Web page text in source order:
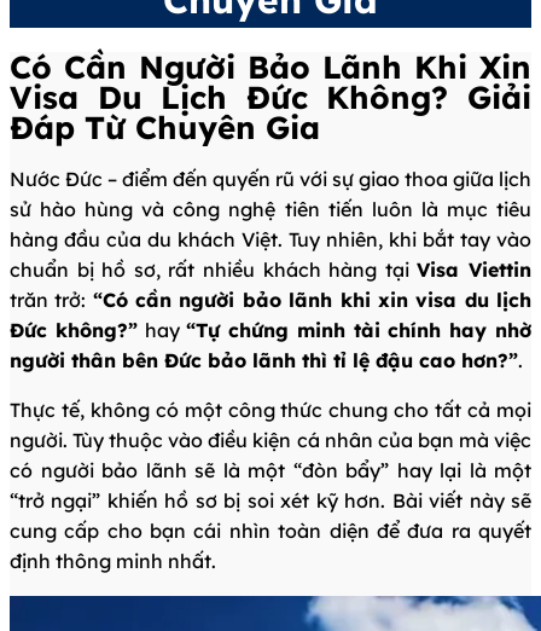
Có Cần Người Bảo Lãnh Khi Xin
Visa Du Lịch Đức Không? Giải
Đáp Từ Chuyên Gia
Nước Đức – điểm đến quyến rũ với sự giao thoa giữa lịch
sử hào hùng và công nghệ tiên tiến luôn là mục tiêu
hàng đầu của du khách Việt. Tuy nhiên, khi bắt tay vào
chuẩn bị hồ sơ, rất nhiều khách hàng tạiVisa Viettin
trăn trở: “Có cần người bảo lãnh khi xin visa du lịch
Đức không?”hay“Tự chứng minh tài chính hay nhờ
người thân bên Đức bảo lãnh thì tỉ lệ đậu cao hơn?”.
Thực tế, không có một công thức chung cho tất cả mọi
người. Tùy thuộc vào điều kiện cá nhân của bạn mà việc
có người bảo lãnh sẽ là một “đòn bẩy” hay lại là một
“trở ngại” khiến hồ sơ bị soi xét kỹ hơn. Bài viết này sẽ
cung cấp cho bạn cái nhìn toàn diện để đưa ra quyết
định thông minh nhất.